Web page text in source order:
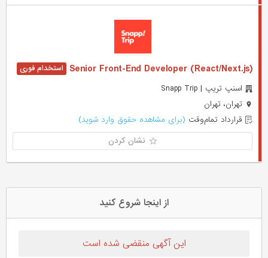
Senior Front-End Developer (React/Next.js)
اسنپ تریپ | Snapp Trip
تهران، تهران
قرارداد تمام‌وقت (برای مشاهده حقوق وارد شوید)
نشان کردن
از اینجا شروع کنید
این آگهی منقضی شده است